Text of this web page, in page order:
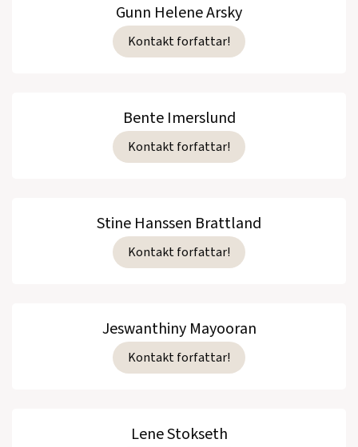
Gunn Helene Arsky
Kontakt forfattar!
Bente Imerslund
Kontakt forfattar!
Stine Hanssen Brattland
Kontakt forfattar!
Jeswanthiny Mayooran
Kontakt forfattar!
Lene Stokseth